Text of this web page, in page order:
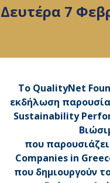
Δευτέρα 7
Το QualityNet
εκδήλωση
Sustainability
που
Companies in
που δημιουργούν